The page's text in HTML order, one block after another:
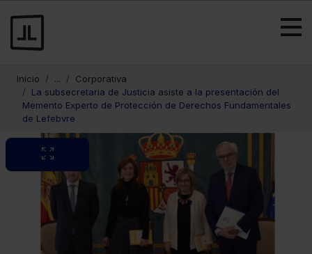
Inicio ...
Corporativa
La subsecretaria de Justicia asiste a la presentación del
Memento Experto de Protección de Derechos Fundamentales
de Lefebvre